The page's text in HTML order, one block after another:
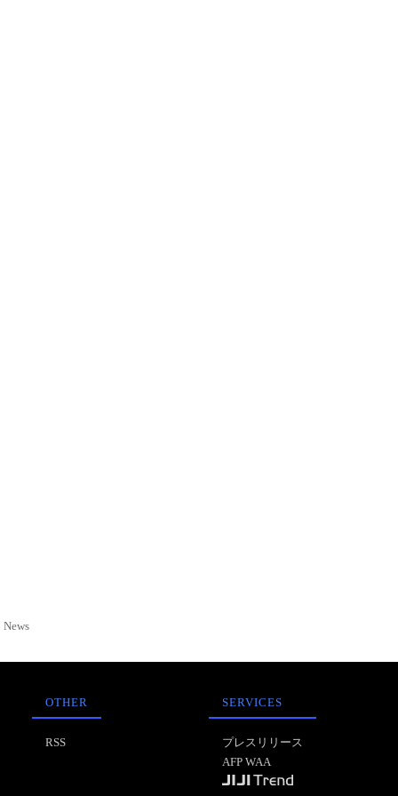
OTHER
RSS
SERVICES
プレスリリース
AFP WAA